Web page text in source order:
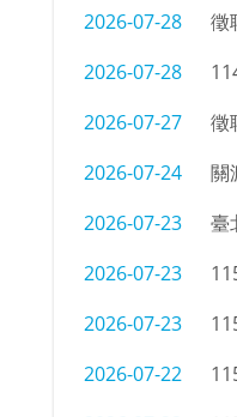
2026-07-28
2026-07-28
2026-07-27
2026-07-24
2026-07-23
臺
2026-07-23
2026-07-23
2026-07-22